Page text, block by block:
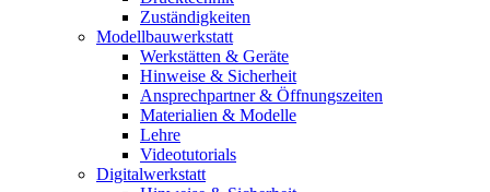
Zuständigkeiten
Modellbauwerkstatt
Werkstätten & Geräte
Hinweise & Sicherheit
Ansprechpartner & Öffnungszeiten
Materialien & Modelle
Lehre
Videotutorials
Digitalwerkstatt